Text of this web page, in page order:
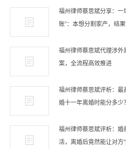
福州律师蔡思斌分享：一
账”：本想分割家产，结
福州律师蔡思斌代理涉
案，全流程高效推进
福州律师蔡思斌评析：
婚十一年离婚时能分多少？
福州律师蔡思斌评析：婚
活，离婚后竟然能让对